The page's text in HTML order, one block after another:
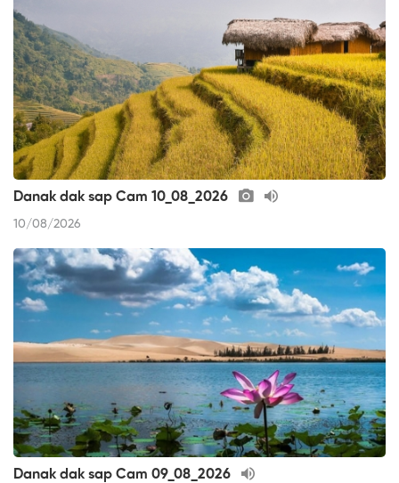
Danak dak sap Cam 10_08_2026
10/08/2026
Danak dak sap Cam 09_08_2026